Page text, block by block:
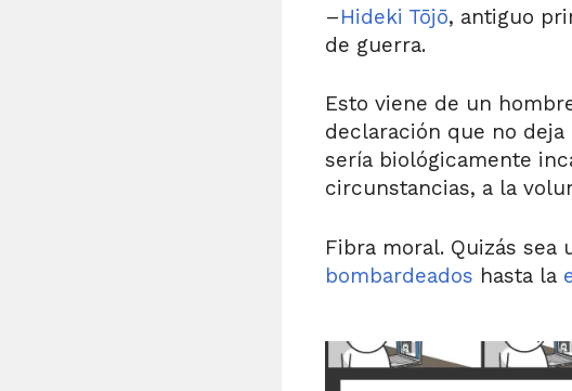
–Hideki Tōjō, antiguo
de guerra.
Esto viene de un
declaración que no
sería biológicamente
circunstancias, a la
Fibra moral. Quizás
bombardeados hasta la